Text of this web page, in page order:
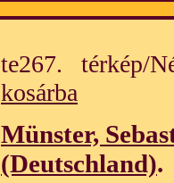
te267. térkép/
kosárba
Münster,
(Deutschland).